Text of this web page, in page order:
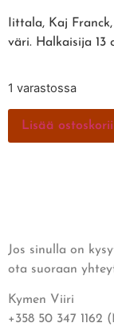
Iittala, Kaj
väri. Halkaisija 13
1 varastossa
Lisää
Jos sinulla on
ota suoraan
Kymen Viiri
+358 50 347 1162